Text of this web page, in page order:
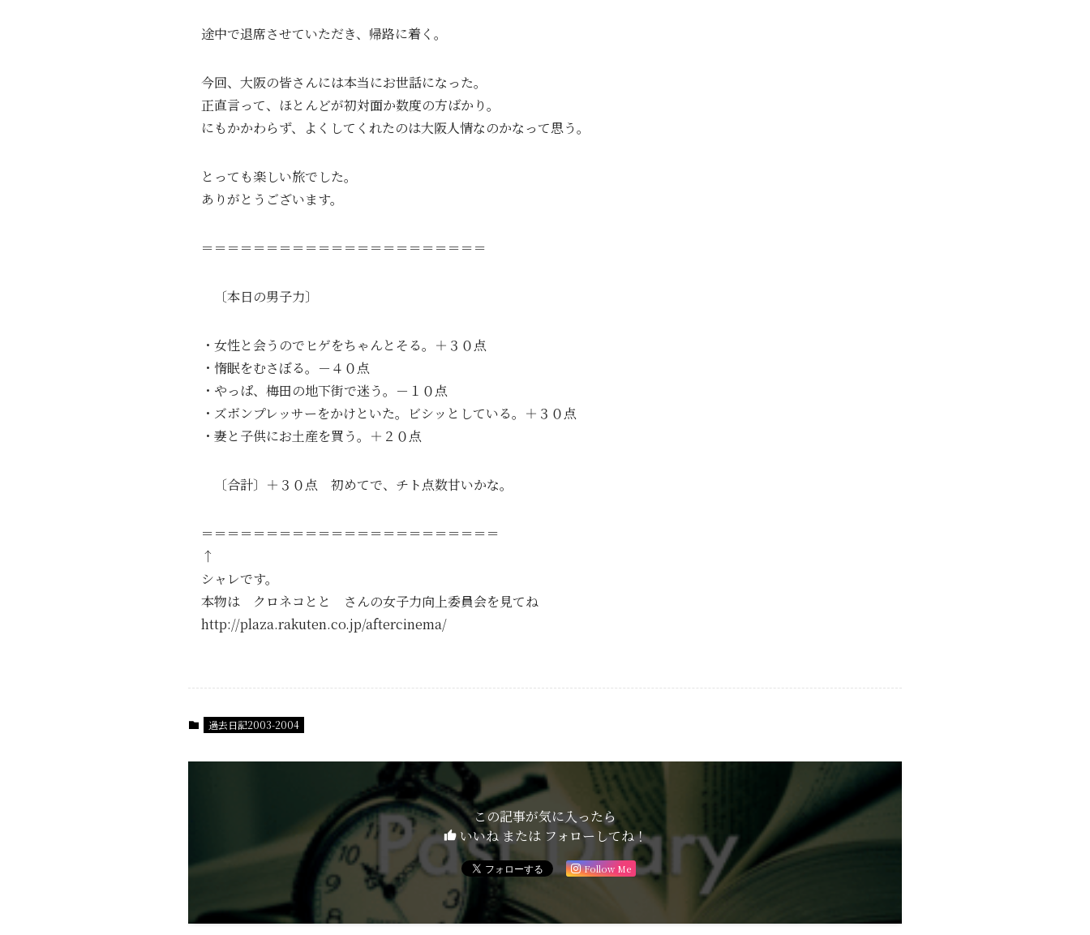
途中で退席させていただき、帰路に着く。
今回、大阪の皆さんには本当にお世話になった。
正直言って、ほとんどが初対面か数度の方ばかり。
にもかかわらず、よくしてくれたのは大阪人情なのかなって思う。
とっても楽しい旅でした。
ありがとうございます。
＝＝＝＝＝＝＝＝＝＝＝＝＝＝＝＝＝＝＝＝＝＝
〔本日の男子力〕
・女性と会うのでヒゲをちゃんとそる。＋３０点
・惰眠をむさぼる。－４０点
・やっぱ、梅田の地下街で迷う。－１０点
・ズボンプレッサーをかけといた。ビシッとしている。＋３０点
・妻と子供にお土産を買う。＋２０点
〔合計〕＋３０点 初めてで、チト点数甘いかな。
＝＝＝＝＝＝＝＝＝＝＝＝＝＝＝＝＝＝＝＝＝＝＝
↑
シャレです。
本物は クロネコとと さんの女子力向上委員会を見てね
http://plaza.rakuten.co.jp/aftercinema/
過去日記2003-2004
この記事が気に入ったら
いいね または フォローしてね！
Follow Me